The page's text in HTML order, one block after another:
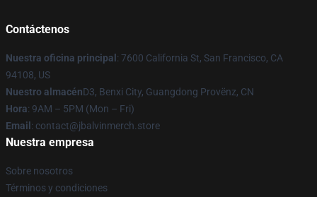
Contáctenos
Nuestra oficina principal : 7600 California St, San Francisco, CA
94108, US
Nuestro almacénD3, Benxi City, Guangdong Provënz, CN
Hora: 9AM – 5PM (Mon – Fri)
Email : contact@jbalvinmerch.store
Nuestra empresa
Sobre nosotros
Términos y condiciones